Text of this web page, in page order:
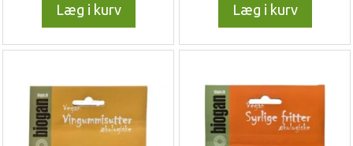
Læg i kurv Læg i kurv